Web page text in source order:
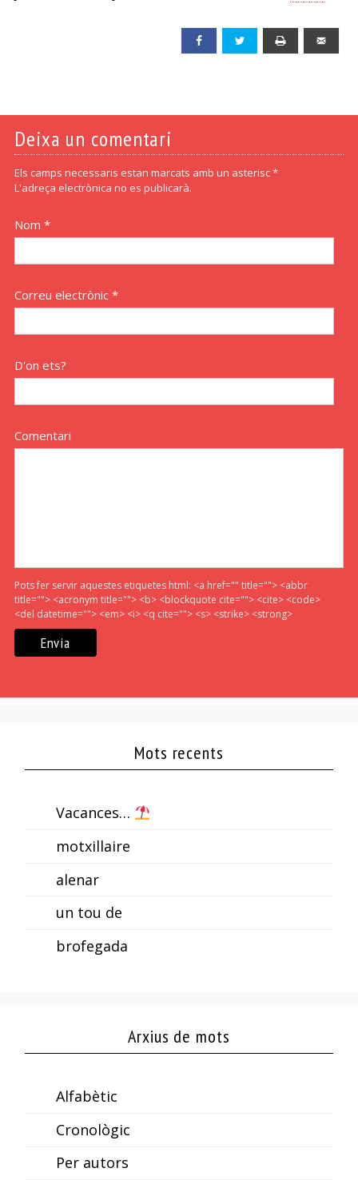
Facebook Twitter
Deixa un comentari
Els camps necessaris estan marcats amb un asterisc *
L'adreça electrònica no es publicarà.
Nom *
Correu electrònic *
D'on ets?
Comentari
Pots fer servir aquestes etiquetes html: <a href="" title=""> <abbr
title=""> <acronym title=""> <b> <blockquote cite=""> <cite> <code>
<del datetime=""> <em> <i> <q cite=""> <s> <strike> <strong>
Mots recents
Vacances…
motxillaire
alenar
un tou de
brofegada
Arxius de mots
Alfabètic
Cronològic
Per autors